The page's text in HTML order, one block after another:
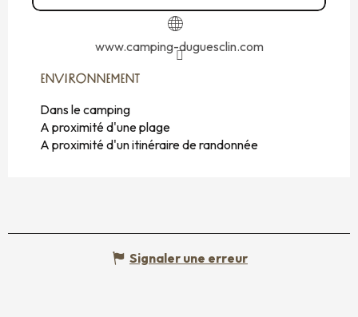
www.camping-duguesclin.com
ENVIRONNEMENT
ENVIRONNEMENT
Dans le camping
A proximité d'une plage
A proximité d'un itinéraire de randonnée
Signaler une erreur